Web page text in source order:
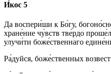
И́кос 5
Да воспери́ши к Бо́гу,
хране́ние чу́вств тве́рдо
улучи́ти боже́ственнаго
Ра́дуйся, боже́ственных